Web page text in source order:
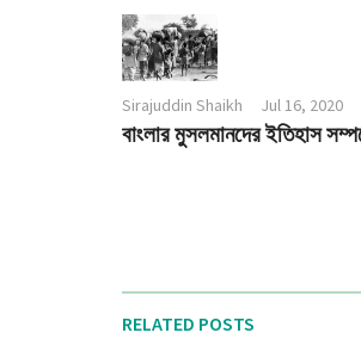
Sirajuddin Shaikh Jul 16, 2020
বাংলার মুসলমানদের ইতিহাস
RELATED POSTS